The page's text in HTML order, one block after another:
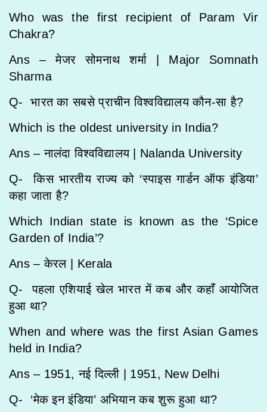
Who was the first recipient of Param Vir
Chakra?
Ans – मेजर सोमनाथ शर्मा | Major Somnath
Sharma
Q- भारत का सबसे प्राचीन विश्वविद्यालय कौन-सा है?
Which is the oldest university in India?
Ans – नालंदा विश्वविद्यालय | Nalanda University
Q- किस भारतीय राज्य को ‘स्पाइस गार्डन ऑफ इंडिया’
कहा जाता है?
Which Indian state is known as the ‘Spice
Garden of India’?
Ans – केरल | Kerala
Q- पहला एशियाई खेल भारत में कब और कहाँ आयोजित
हुआ था?
When and where was the first Asian Games
held in India?
Ans – 1951, नई दिल्ली | 1951, New Delhi
Q- ‘मेक इन इंडिया’ अभियान कब शुरू हुआ था?